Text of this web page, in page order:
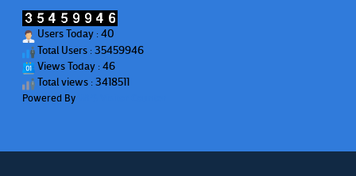
Users Today : 40
Total Users : 35459946
Views Today : 46
Total views : 3418511
Powered By